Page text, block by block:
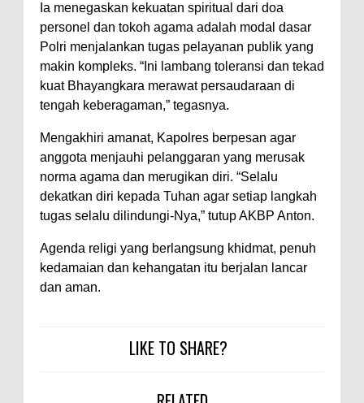
"Polisi Peduli" Satsamapta
Polres Bima Bantu Warga Padolo
Atasi Krisis Air Bersih
Wali Kota Bima Tinjau Rumah
Warga Tidak Layak Huni di
Kelurahan Oi Mbo, Dorong
Percepatan Bantuan BSPS
Wakil Wali Kota Bima
Konsultasikan Usulan Inpres
Persiapan DAK 2027 ke BPJN
NTB
Wali Kota Bima Hadiri Rakornas
Pemkot Jawab Pandangan
Ia menegaskan kekuatan spiritual dari doa
personel dan tokoh agama adalah modal dasar
Polri menjalankan tugas pelayanan publik yang
makin kompleks. “Ini lambang toleransi dan tekad
kuat Bhayangkara merawat persaudaraan di
tengah keberagaman,” tegasnya.
Mengakhiri amanat, Kapolres berpesan agar
anggota menjauhi pelanggaran yang merusak
norma agama dan merugikan diri. “Selalu
dekatkan diri kepada Tuhan agar setiap langkah
tugas selalu dilindungi-Nya,” tutup AKBP Anton.
Agenda religi yang berlangsung khidmat, penuh
kedamaian dan kehangatan itu berjalan lancar
dan aman.
LIKE TO SHARE?